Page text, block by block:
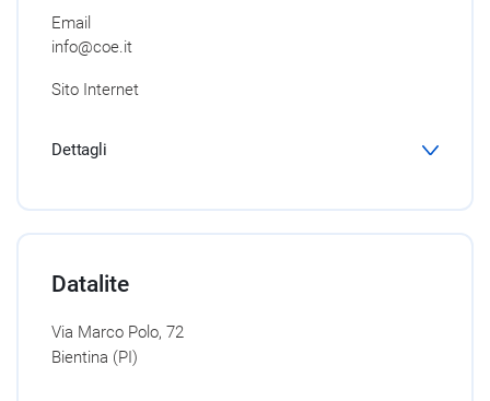
Email
info@coe.it
Sito Internet
Dettagli
Datalite
Via Marco Polo, 72
Bientina (PI)